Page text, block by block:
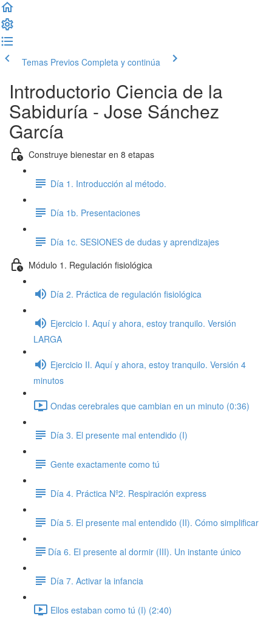
Temas Previos Completa y continúa
Introductorio Ciencia de la
Sabiduría - Jose Sánchez
García
Construye bienestar en 8 etapas
Día 1. Introducción al método.
Día 1b. Presentaciones
Día 1c. SESIONES de dudas y aprendizajes
Módulo 1. Regulación fisiológica
Día 2. Práctica de regulación fisiológica
Ejercicio I. Aquí y ahora, estoy tranquilo. Versión
LARGA
Ejercicio II. Aquí y ahora, estoy tranquilo. Versión 4
minutos
Ondas cerebrales que cambian en un minuto (0:36)
Día 3. El presente mal entendido (I)
Gente exactamente como tú
Día 4. Práctica Nº2. Respiración express
Día 5. El presente mal entendido (II). Cómo simplificar
​Día 6. El presente al dormir (III). Un instante único
Día 7. Activar la infancia
Ellos estaban como tú (I) (2:40)